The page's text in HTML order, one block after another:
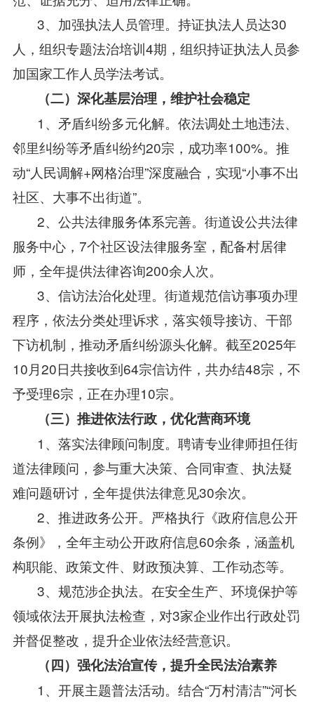
3、加强执法人员管理。持证执法人员达30
人，组织专题法治培训4期，组织持证执法人员参
加国家工作人员学法考试。
（二）深化基层治理，维护社会稳定
1、矛盾纠纷多元化解。依法调处土地违法、
邻里纠纷等矛盾纠纷约20宗，成功率100%。推
动“人民调解+网格治理”深度融合，实现“小事不出
社区、大事不出街道”。
2、公共法律服务体系完善。街道设公共法律
服务中心，7个社区设法律服务室，配备村居律
师，全年提供法律咨询200余人次。
3、信访法治化处理。街道规范信访事项办理
程序，依法分类处理诉求，落实领导接访、干部
下访机制，推动矛盾纠纷源头化解。截至2025年
10月20日共接收到64宗信访件，共办结48宗，不
予受理6宗，正在办理10宗。
（三）推进依法行政，优化营商环境
1、落实法律顾问制度。聘请专业律师担任街
道法律顾问，参与重大决策、合同审查、执法疑
难问题研讨，全年提供法律意见30余次。
2、推进政务公开。严格执行《政府信息公开
条例》，全年主动公开政府信息60余条，涵盖机
构职能、政策文件、财政预决算、工作动态等。
3、规范涉企执法。在安全生产、环境保护等
领域依法开展执法检查，对3家企业作出行政处罚
并督促整改，提升企业依法经营意识。
（四）强化法治宣传，提升全民法治素养
1、开展主题普法活动。结合“万村清洁”“河长